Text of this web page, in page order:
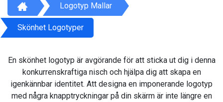
Logotyp Mallar
Skönhet Logotyper
En skönhet logotyp är avgörande för att sticka ut dig i denna
konkurrenskraftiga nisch och hjälpa dig att skapa en
igenkännbar identitet. Att designa en imponerande logotyp
med några knapptryckningar på din skärm är inte längre en